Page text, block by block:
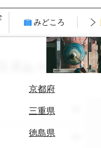
みどころ
京都府
三重県
徳島県
ズム × 癒し・